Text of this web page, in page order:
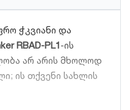
ჭკვიანი და
RBAD-PL1-ის
არ არის მხოლოდ
ის თქვენი სახლის